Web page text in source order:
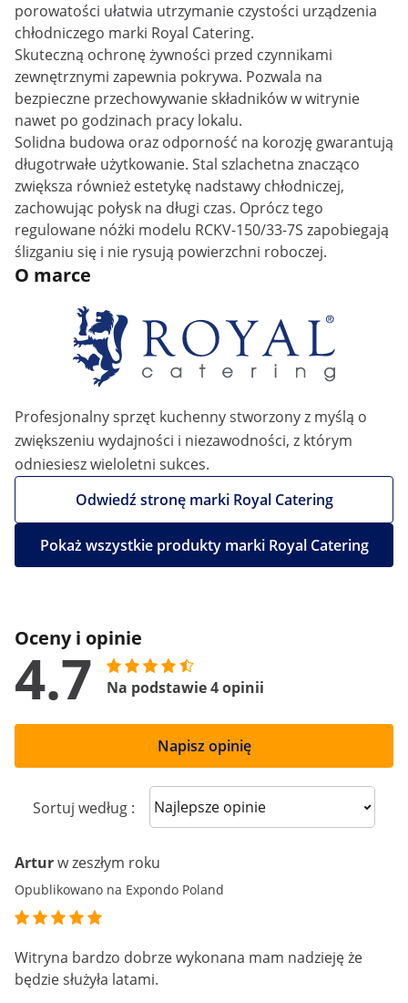
porowatości ułatwia utrzymanie czystości urządzenia
chłodniczego marki Royal Catering.
Skuteczną ochronę żywności przed czynnikami
zewnętrznymi zapewnia pokrywa. Pozwala na
bezpieczne przechowywanie składników w witrynie
nawet po godzinach pracy lokalu.
Solidna budowa oraz odporność na korozję gwarantują
długotrwałe użytkowanie. Stal szlachetna znacząco
zwiększa również estetykę nadstawy chłodniczej,
zachowując połysk na długi czas. Oprócz tego
regulowane nóżki modelu RCKV-150/33-7S zapobiegają
ślizganiu się i nie rysują powierzchni roboczej.
O marce
Profesjonalny sprzęt kuchenny stworzony z myślą o
zwiększeniu wydajności i niezawodności, z którym
odniesiesz wieloletni sukces.
Odwiedź stronę marki Royal Catering
Pokaż wszystkie produkty marki Royal Catering
Oceny i opinie
4.7 Na podstawie 4 opinii
Napisz opinię
Sortuj według : Sort reviews
Arturw zeszłym roku
Opublikowano na Expondo Poland
Witryna bardzo dobrze wykonana mam nadzieję że
będzie służyła latami.